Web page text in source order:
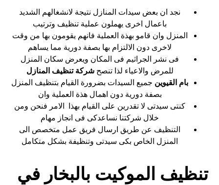
نجد ان بعض سيدات المنازل نتيجة لانشغالهم الشديد
باعمال اخرى يهملون عملية تنظيف وترتيب
المنزل وان قامو بهذة العملية فانهم يقومون بها من وقت
لاخرى دون الالتزام بها بصفة دورية مما يساهم
فى نشر الجراثيم فى المكان ويعرض سكان المنزل
للمرض والاعياء لذا تنصحشركة تنظيف المنازل
بام القيوين جميع السيدات بضرورة القيام بتنظيف المنزل
بصفة دورية دون اهمال هذة العملية وان
كنتى سيدتى لا تقدرين على القيام بهذا الامر فنحن ومن
خلال شركتنا نساعدكى فى انجاز مهام
التنظيف عن طريق ارسال فريق عمل متخصص الى
المنزل الخاص بكى سيدتى وتنظيفة بشكل متكامل
تنظيف الموكيت بالبخار في